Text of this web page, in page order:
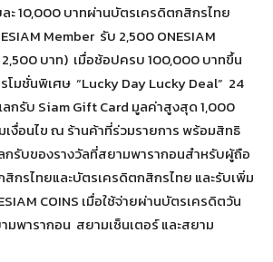
ละ 10,000 บาทผ่านบัตรเครดิตกสิกรไทย
Member รับ 2,500 ONESIAM
2,500 บาท) เมื่อช้อปครบ 100,000 บาทขึ้น
โมชั่นพิเศษ “Lucky Day Lucky Deal” 24
กรับ Siam Gift Card มูลค่าสูงสุด 1,000
งื่อนไข ณ ร้านค้าที่ร่วมรายการ พร้อมสิทธิ
รับของรางวัลที่สยามพารากอนสำหรับผู้ถือ
กรไทยและบัตรเครดิตกสิกรไทย และรับเพิ่ม
COINS เมื่อใช้จ่ายผ่านบัตรเครดิตวัน
พารากอน สยามเซ็นเตอร์ และสยาม